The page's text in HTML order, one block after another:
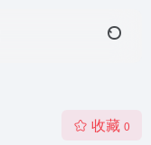
收藏 0